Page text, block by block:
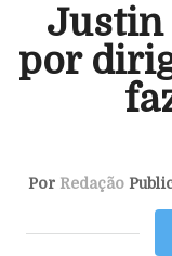
Justin
por
Por Redação